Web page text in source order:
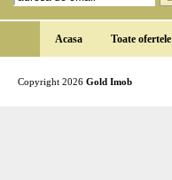
Acasa Toate ofertele
Copyright 2026 Gold Imob